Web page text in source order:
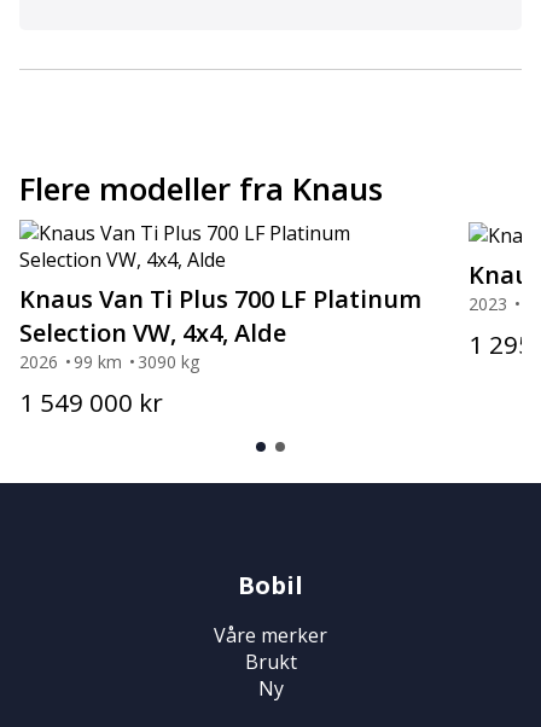
Flere modeller fra Knaus
Knaus Van Ti Plus 700 LF Platinum
Selection VW, 4x4, Alde
2026 99 km 3090 kg
1 549 000 kr
2023
1
Bobil
Våre merker
Brukt
Ny